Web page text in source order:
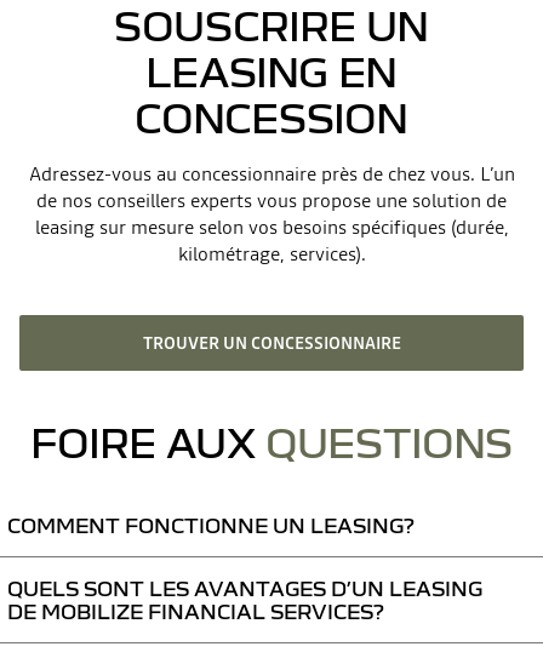
SOUSCRIRE UN
LEASING EN
CONCESSION
Adressez-vous au concessionnaire près de chez vous. L’un
de nos conseillers experts vous propose une solution de
leasing sur mesure selon vos besoins spécifiques (durée,
kilométrage, services).
TROUVER UN CONCESSIONNAIRE
FOIRE AUX QUESTIONS
COMMENT FONCTIONNE UN LEASING?
Avec le Leasing, vous louez votre Dacia neuve pendant une certaine
durée. Le leasing est possible avec ou sans acompte. Vous décidez d’un
kilométrage annuel maximal selon vos habitudes de conduite.
QUELS SONT LES AVANTAGES D’UN LEASING
DE MOBILIZE FINANCIAL SERVICES?